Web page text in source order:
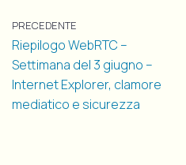
PRECEDENTE
Riepilogo WebRTC –
Settimana del 3 giugno –
Internet Explorer, clamore
mediatico e sicurezza